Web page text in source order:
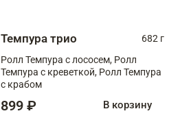
Темпура трио
682 г
Ролл Темпура с лососем, Ролл
Темпура с креветкой, Ролл Темпура
с крабом
899 ₽ В корзину